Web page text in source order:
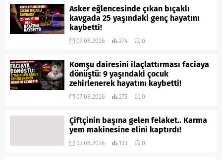
Asker eğlencesinde çıkan bıçaklı
kavgada 25 yaşındaki genç hayatını
kaybetti!
07.08.2026 274 0
Komşu dairesini ilaçlattırması faciaya
dönüştü: 9 yaşındaki çocuk
zehirlenerek hayatını kaybetti!
07.08.2026 275 0
Çiftçinin başına gelen felaket.. Karma
yem makinesine elini kaptırdı!
07.08.2026 133 0